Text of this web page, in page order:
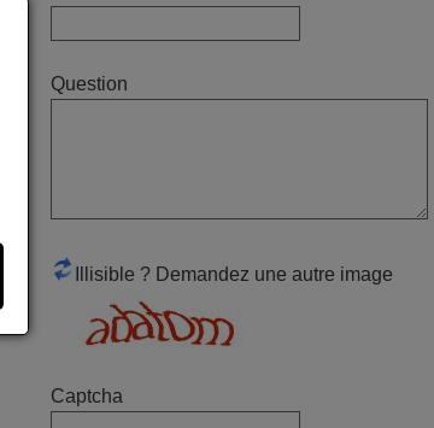
et attend la réception Encore merci
Question
Illisible ? Demandez une autre image
Captcha